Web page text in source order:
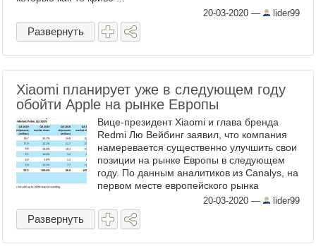
20-03-2020 — lider99
Развернуть
Xiaomi планирует уже в следующем году
обойти Apple на рынке Европы
Вице-президент Xiaomi и глава бренда
Redmi Лю Вейбинг заявил, что компания
намеревается существенно улучшить свои
позиции на рынке Европы в следующем
году. По данным аналитиков из Canalys, на
первом месте европейского рынка
располагается Samsung, отгрузившая в
третьем квартале ...
20-03-2020 — lider99
Развернуть